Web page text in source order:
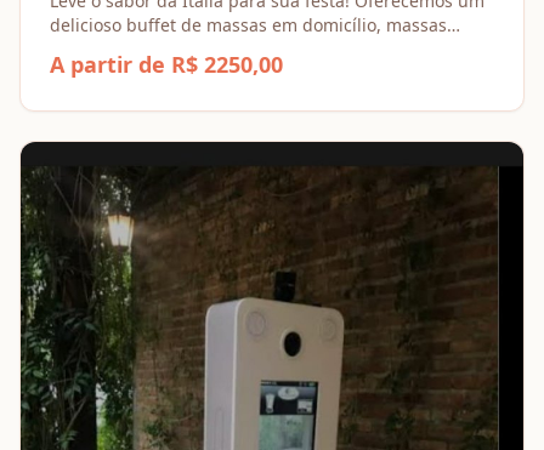
delicioso buffet de massas em domicílio, massas
Qualidade e praticidade para seu evento.
A partir de R$ 2250,00